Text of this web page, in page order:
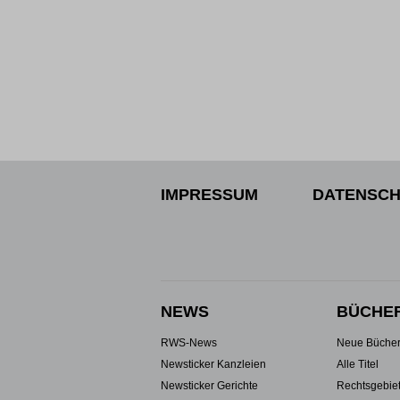
IMPRESSUM
NEWS
RWS-News
Newsticker Kanzleien
Newsticker Gerichte
Neue Bücher
Alle Titel